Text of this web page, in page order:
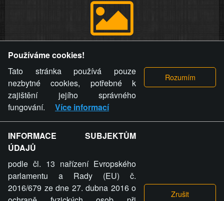
videa a komentáře. Osoba, které se toto opatření provozovatele
stránky týče, ani osoba, která umístila fotografii nebo video na
stránku, nemůže z důvodu odstranění fotografie, videa nebo
komentáře pro výše uvedenou okolnost uplatnit vůči
provozovateli stránky žádný nárok na náhradu škody nebo
nemajetkové újmy.
ZVRÁCENÝ.CZ - Svět není zvrácenej. To jen
ty lidi...
Používáme cookies!
Tato stránka používá pouze
nezbytné cookies, potřebné k
zajištění jejího správného
fungování.
Více informací
INFORMACE SUBJEKTŮM
ÚDAJŮ
podle čl. 13 nařízení Evropského
parlamentu a Rady (EU) č.
2016/679 ze dne 27. dubna 2016 o